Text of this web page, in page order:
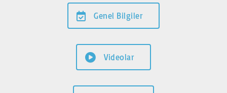
Genel Bilgiler
Videolar